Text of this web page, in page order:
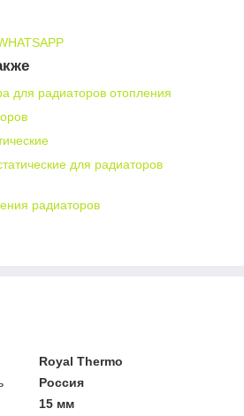
для радиаторов отопления
для радиаторов
радиаторов
Royal Thermo
Россия
15 мм